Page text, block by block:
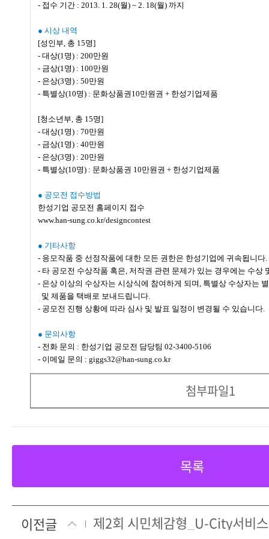
- 접수 기간 : 2013. 1. 28(월) ~ 2. 18(월) 까지
● 시상 내역
[성인부, 총 15명]
- 대상(1명) : 200만원
- 금상(1명) : 100만원
- 은상(3명) : 50만원
- 특별상(10명) : 문화상품권10만원권 + 한성기업제품
[청소년부, 총 15명]
- 대상(1명) : 70만원
- 금상(1명) : 40만원
- 은상(3명) : 20만원
- 특별상(10명) : 문화상품권 10만원권 + 한성기업제품
● 공모전 접수방법
한성기업 공모전 홈페이지 접수
www.han-sung.co.kr/designcontest
● 기타사항
- 응모작품 중 선정작품에 대한 모든 권한은 한성기업에 귀속됩니다.
- 타 공모전 수상작품 혹은, 저작권 관련 문제가 있는 경우에는 수상
- 은상 이상의 수상자는 시상식에 참여하게 되며, 특별상 수상자는
및 제품을 택배로 보내드립니다.
- 공모전 진행 상황에 따라 심사 및 발표 일정이 변경될 수 있습니다.
● 문의사항
- 전화 문의 : 한성기업 공모전 담당팀 02-3400-5106
- 이메일 문의 : giggs32@han-sung.co.kr
첨부파일1
목록
이전글 제2회 시민체감형_U-City서비